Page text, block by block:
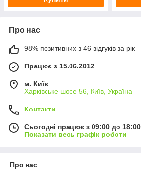
Про нас
98% позитивних з 46 відгуків за рік
Працює з 15.06.2012
м. Київ
Харківське шосе 56, Київ, Україна
Контакти
Сьогодні працює з 09:00 до 18:00
Показати весь графік роботи
Про нас